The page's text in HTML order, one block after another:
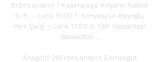
Erzincanspor / Kasımpaşa-Kırşehir Futbol
S. K. – canlı 15:00 T. Konyaspor-Beyoğlu
Yeni Çarşı – canlı 17:00 A. TBF Gaziantep
Basketbol ...
Anagold 24Erzincanspor Etimesgut